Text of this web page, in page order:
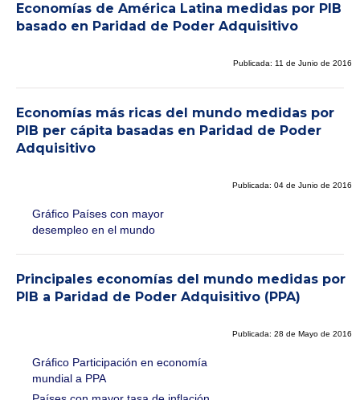
Economías de América Latina medidas por PIB
basado en Paridad de Poder Adquisitivo
Publicada: 11 de Junio de 2016
Economías más ricas del mundo medidas por
PIB per cápita basadas en Paridad de Poder
Adquisitivo
Publicada: 04 de Junio de 2016
Gráfico Países con mayor
desempleo en el mundo
Principales economías del mundo medidas por
PIB a Paridad de Poder Adquisitivo (PPA)
Publicada: 28 de Mayo de 2016
Gráfico Participación en economía
mundial a PPA